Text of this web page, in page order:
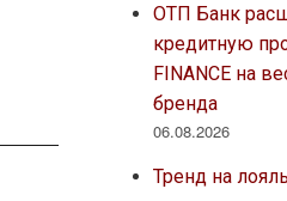
ОТП Банк
кредитную
FINANCE на
бренда
06.08.2026
Тренд на